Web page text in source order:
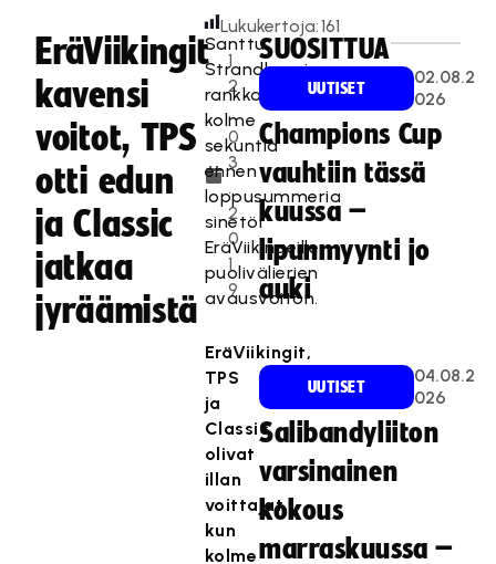
EräViikingit
kavensi
voitot, TPS
otti edun
ja Classic
jatkaa
jyräämistä
1
2
.
0
3
.
2
0
1
9
Lukukertoja:161
Santtu
Strandbergin
rankkaritorjunta
kolme
sekuntia
ennen
loppusummeria
sinetöi
EräViikingeille
puolivälierien
avausvoiton.
EräViikingit,
TPS
ja
Classic
olivat
illan
voittajat,
kun
kolme
SUOSITTUA
UUTISET
02.08.2
026
Champions Cup
vauhtiin tässä
kuussa –
lipunmyynti jo
auki
UUTISET
04.08.2
026
Salibandyliiton
varsinainen
kokous
marraskuussa –